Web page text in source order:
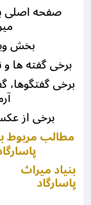
صفحه اصلی
بخش
برخی گفته ها
برخی گفتگوها،
برخی از
مطالب مربوط
پاسارگاد به زبان انگلیسی
Share
بنیاد میراث
پاسارگاد